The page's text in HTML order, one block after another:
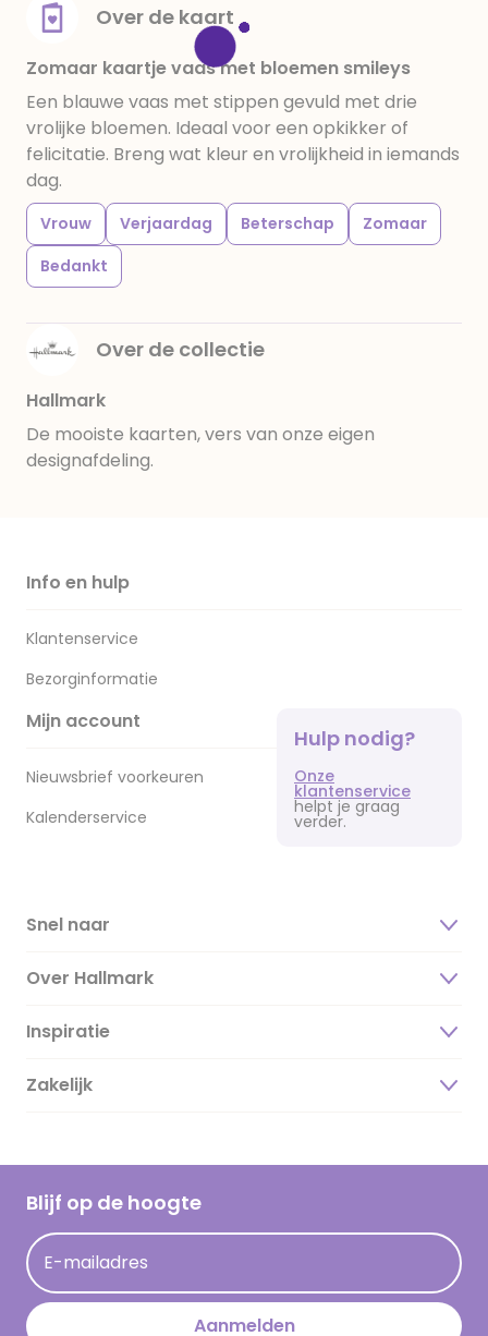
voedingszuur: citroenzuur E 330, verdikkingsmiddel
E415, water, bevochtigingsmiddel E422, emulgator:
E433, kleurstoffen: E102, E110, E122: kan de activiteit en
concentratie van kinderen negatief be√Ønvloeden,
E133, E151. Chocolade bevat ten minste 34%
cacaobestanddelen. Kan sporen van gluten
bevatten. Koel en droog bewaren.
Over de kaart
Zomaar kaartje vaas met bloemen smileys
Een blauwe vaas met stippen gevuld met drie
vrolijke bloemen. Ideaal voor een opkikker of
felicitatie. Breng wat kleur en vrolijkheid in iemands
dag.
Vrouw Verjaardag Beterschap
Zomaar
Bedankt
Over de collectie
Hallmark
De mooiste kaarten, vers van onze eigen
designafdeling.
Info en hulp
Klantenservice
Bezorginformatie
Mijn account
Nieuwsbrief voorkeuren
Kalenderservice
Hulp nodig?
Onze
klantenservice
helpt je graag
verder.
Snel naar
Over Hallmark
Over ons
Duurzaamheid
Hallmark Kaartclub
Acties
Persberichten
Hallmark en Kinderpostzegels
Inspiratie
Magazine
Cadeau inspiratie
Kaartinspiratie
Zakelijk
Blijf op de hoogte
E-mailadres
Aanmelden